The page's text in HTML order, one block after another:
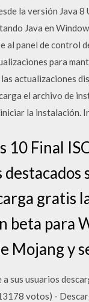
la versión Java
Java en
al panel de control
para
actualizaciones
el archivo de
la instalación.
10 Final
gratis
beta para
Mojang y
sus usuarios
votos) -